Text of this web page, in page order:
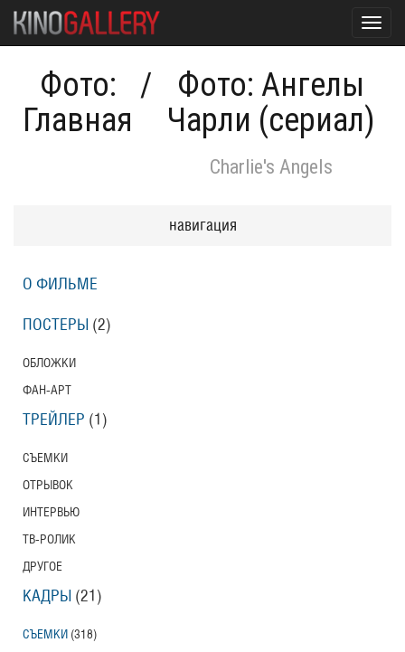
Фото:
Главная
/
Фото: Ангелы
Чарли (сериал)
Charlie's Angels
навигация
О ФИЛЬМЕ
ПОСТЕРЫ (2)
ОБЛОЖКИ
ФАН-АРТ
ТРЕЙЛЕР (1)
СЪЕМКИ
ОТРЫВОК
ИНТЕРВЬЮ
ТВ-РОЛИК
ДРУГОЕ
КАДРЫ (21)
СЪЕМКИ (318)